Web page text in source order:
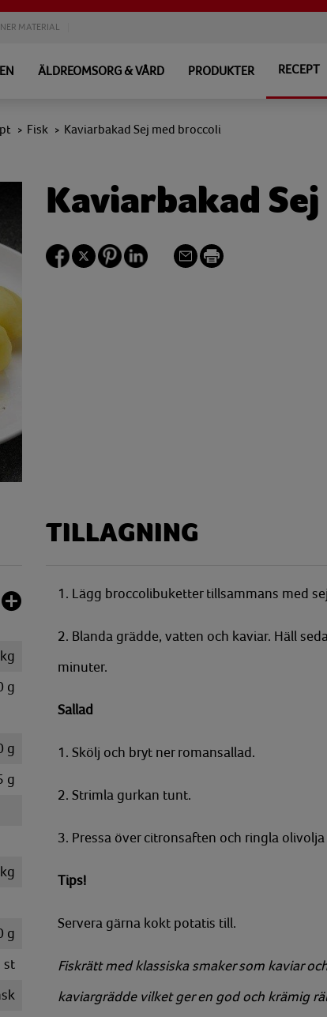
MATERIAL
ÄLDREOMSORG & VÅRD PRODUKTER RECEPT
> Fisk > Kaviarbakad Sej med broccoli
Kaviarbakad
kg
g
g
g
kg
g
st
TILLAGNING
1. Lägg broccolibuketter tillsammans med
2. Blanda grädde, vatten och kaviar. Häll
minuter.
Sallad
1. Skölj och bryt ner romansallad.
2. Strimla gurkan tunt.
3. Pressa över citronsaften och ringla
Tips!
Servera gärna kokt potatis till.
Fiskrätt med klassiska smaker som kaviar
kaviargrädde vilket ger en god och krämig